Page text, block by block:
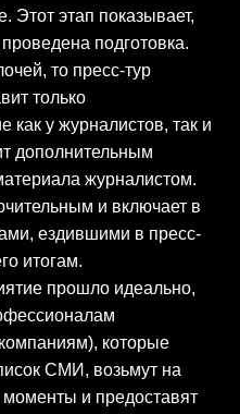
Этот этап показывает,
подготовка.
то пресс-тур
только
как у журналистов, так и
дополнительным
журналистом.
и включает в
ездившими в пресс-
итогам.
прошло идеально,
которые
СМИ, возьмут на
и предоставят